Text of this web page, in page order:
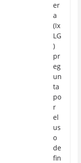
er
a
(Ix
LG
)
pr
eg
un
ta
po
r
el
us
o
de
fin